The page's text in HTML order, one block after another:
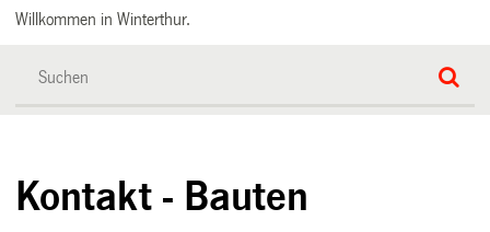
Willkommen in Winterthur.
Kontakt - Bauten